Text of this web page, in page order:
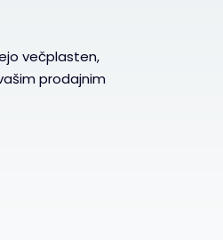
večplasten,
prodajnim